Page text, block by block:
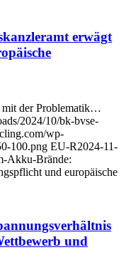
erwägt
mit der Problematik…
2024/10/bk-bvse-
wp-
100.png EU-R2024-11-
Akku-Brände:
und europäische
und